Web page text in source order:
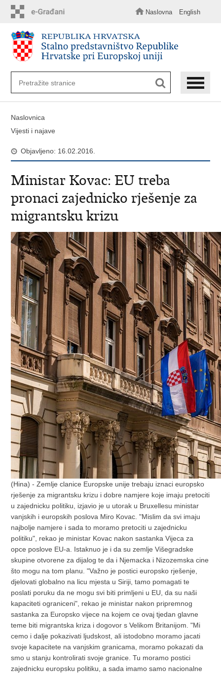
sadržaj
Naslovna English
Naslovnica
Vijesti i najave
Objavljeno: 16.02.2016.
Ministar Kovac: EU treba
pronaci zajednicko rješenje za
migrantsku krizu
(Hina) - Zemlje clanice Europske unije trebaju iznaci europsko
rješenje za migrantsku krizu i dobre namjere koje imaju pretociti
u zajednicku politiku, izjavio je u utorak u Bruxellesu ministar
vanjskih i europskih poslova Miro Kovac. "Mislim da svi imaju
najbolje namjere i sada to moramo pretociti u zajednicku
politiku", rekao je ministar Kovac nakon sastanka Vijeca za
opce poslove EU-a. Istaknuo je i da su zemlje Višegradske
skupine otvorene za dijalog te da i Njemacka i Nizozemska cine
što mogu na tom planu. "Važno je postici europsko rješenje,
djelovati globalno na licu mjesta u Siriji, tamo pomagati te
poslati poruku da ne mogu svi biti primljeni u EU, da su naši
kapaciteti ograniceni", rekao je ministar nakon pripremnog
sastanka za Europsko vijece na kojem ce ovaj tjedan glavne
teme biti migrantska kriza i dogovor s Velikom Britanijom. "Mi
cemo i dalje pokazivati ljudskost, ali istodobno moramo jacati
svoje kapacitete na vanjskim granicama, moramo pokazati da
smo u stanju kontrolirati svoje granice. Tu moramo postici
zajednicku europsku politiku, a sada imamo samo nacionalne